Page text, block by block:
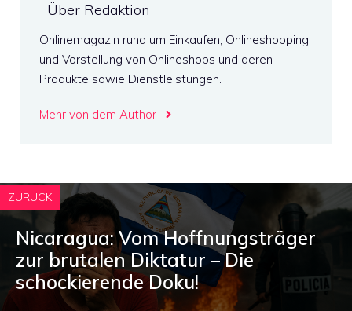
Über Redaktion
Onlinemagazin rund um Einkaufen, Onlineshopping
und Vorstellung von Onlineshops und deren
Produkte sowie Dienstleistungen.
Mehr von dem Author
ZURÜCK
Nicaragua: Vom Hoffnungsträger
zur brutalen Diktatur – Die
schockierende Doku!